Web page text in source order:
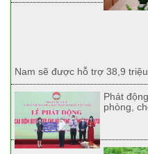
Nam sẽ được hỗ trợ 38,9
Phát
phòng,